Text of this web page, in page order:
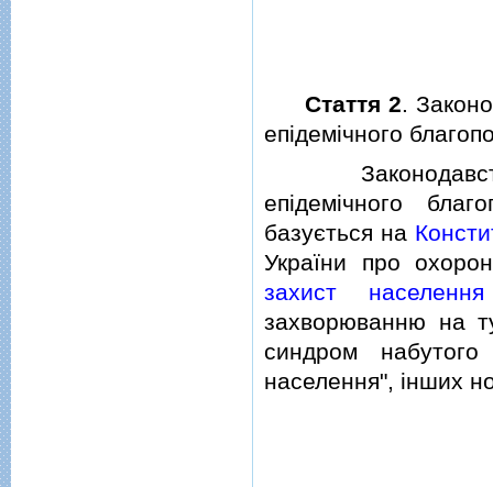
Стаття 2.
епiдемiчного
Законодавство
епiдемiчного
базується на
України про
захист
захворюванню на
синдром
населення", iнших